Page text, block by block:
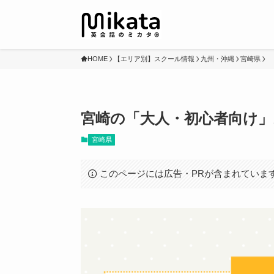
HOME 【エリア別】スクール情報 九州・沖縄 宮崎県
宮崎の「大人・初心者向け
宮崎県
このページには広告・PRが含まれていま